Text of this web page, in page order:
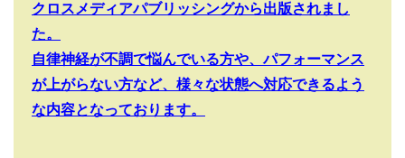
クロスメディアパブリッシングから出版されまし
た。
自律神経が不調で悩んでいる方や、パフォーマンス
が上がらない方など、様々な状態へ対応できるよう
な内容となっております。